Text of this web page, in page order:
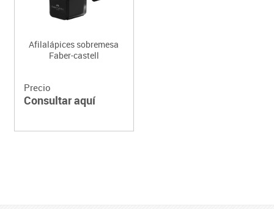
Afilalápices sobremesa
Faber-castell
Precio
Consultar aquí